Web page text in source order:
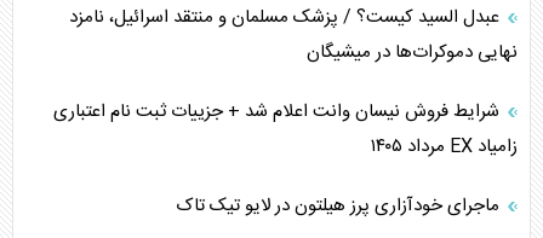
عبدل السید کیست؟ / پزشک مسلمان و منتقد اسرائیل، نامزد
نهایی دموکرات‌ها در میشیگان
شرایط فروش نیسان وانت اعلام شد + جزییات ثبت نام اعتباری
زامیاد EX مرداد ۱۴۰۵
ماجرای خودآزاری پرز هیلتون در لایو تیک تاک